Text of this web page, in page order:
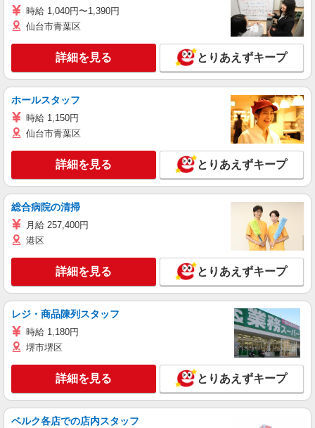
時給 1,040円〜1,390円
仙台市青葉区
詳細を見る とりあえずキープ
ホールスタッフ
時給 1,150円
仙台市青葉区
詳細を見る とりあえずキープ
総合病院の清掃
月給 257,400円
港区
詳細を見る とりあえずキープ
レジ・商品陳列スタッフ
時給 1,180円
堺市堺区
詳細を見る とりあえずキープ
ベルク各店での店内スタッフ